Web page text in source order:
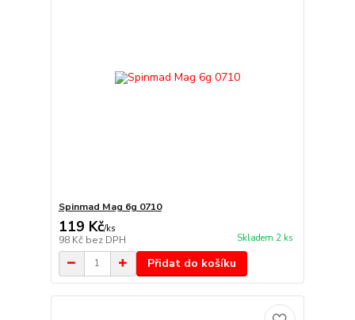
Spinmad Mag 6g 0710
119 Kč/ks
98 Kč bez DPH Skladem 2 ks
Přidat do košíku